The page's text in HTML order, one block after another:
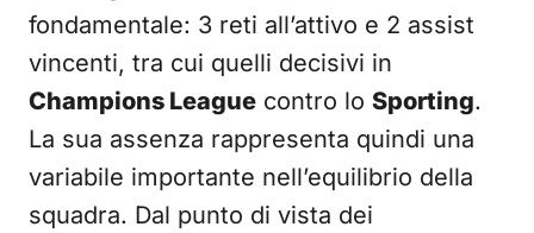
fondamentale: 3 reti all’attivo e 2 assist
vincenti, tra cui quelli decisivi in
Champions League contro lo Sporting.
La sua assenza rappresenta quindi una
variabile importante nell’equilibrio della
squadra. Dal punto di vista dei